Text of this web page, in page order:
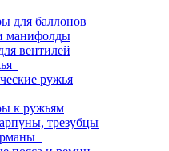
для баллонов
манифолды
вентилей
ружья
к ружьям
трезубцы